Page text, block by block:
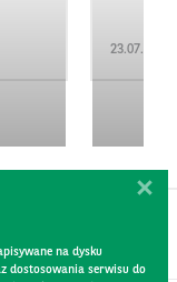
23.07.2026
na dysku
dostosowania serwisu do